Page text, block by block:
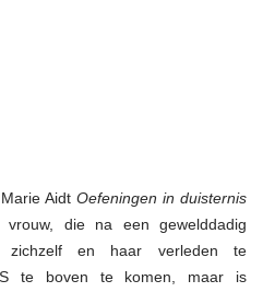
Aidt Oefeningen in duisternis
die na een gewelddadig
zichzelf en haar verleden te
te boven te komen, maar is